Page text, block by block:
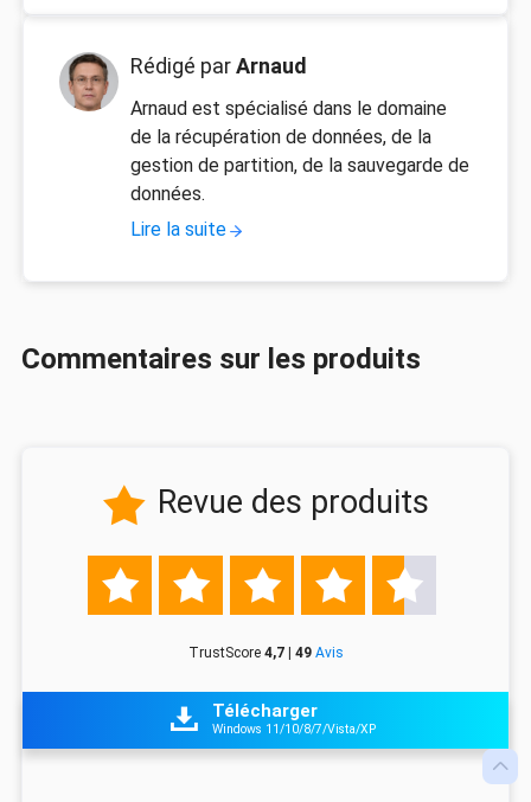

Rédigé parArnaud
Arnaud est spécialisé dans le domaine
de la récupération de données, de la
gestion de partition, de la sauvegarde de
données.
Lire la suite
Commentaires sur les produits
 Revue des produits
    
TrustScore 4,7 | 49 Avis
 Télécharger
Windows 11/10/8/7/Vista/XP